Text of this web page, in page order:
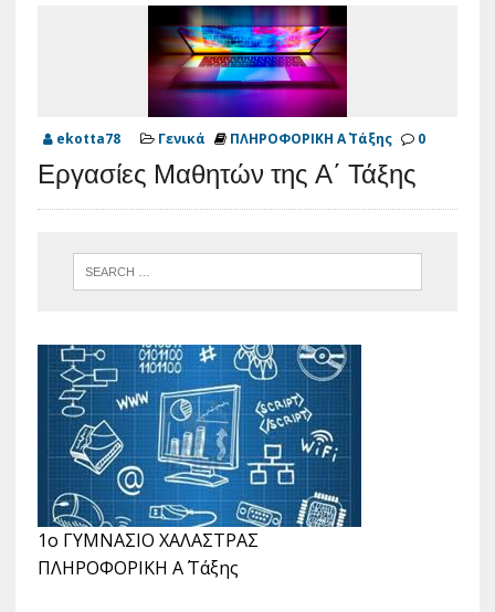
ekotta78 Γενικά ΠΛΗΡΟΦΟΡΙΚΗ Α΄ Τάξης 0
Εργασίες Μαθητών της Α΄ Τάξης
1ο ΓΥΜΝΑΣΙΟ ΧΑΛΑΣΤΡΑΣ
ΠΛΗΡΟΦΟΡΙΚΗ Α΄ Τάξης